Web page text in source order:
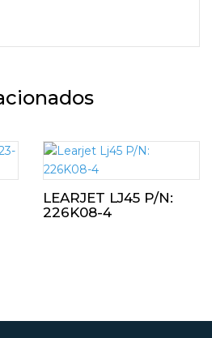
LEARJET LJ45 P/N:
226K08-4